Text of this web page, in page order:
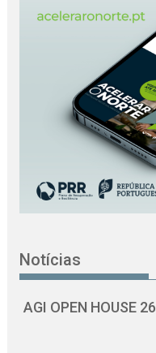
Notícias
AGI OPEN HOUSE 26